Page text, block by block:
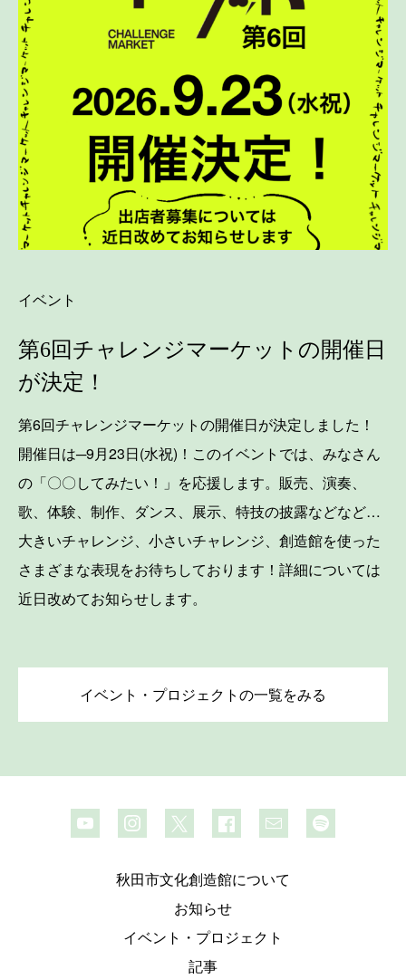
イベント
第6回チャレンジマーケットの開催日
が決定！
第6回チャレンジマーケットの開催日が決定しました！
開催日は─9月23日(水祝)！このイベントでは、みなさん
の「〇〇してみたい！」を応援します。販売、演奏、
歌、体験、制作、ダンス、展示、特技の披露などなど…
大きいチャレンジ、小さいチャレンジ、創造館を使った
さまざまな表現をお待ちしております！詳細については
近日改めてお知らせします。
イベント・プロジェクトの一覧をみる
秋田市文化創造館について
お知らせ
イベント・プロジェクト
記事